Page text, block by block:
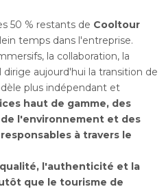
50 % restants de Cooltour
temps dans l'entreprise.
la collaboration, la
aujourd'hui la transition de
plus indépendant et
haut de gamme, des
l'environnement et des
à travers le
l'authenticité et la
que le tourisme de